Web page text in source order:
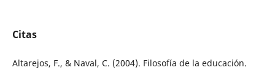
Citas
Altarejos, F., & Naval, C. (2004). Filosofía de la educación.